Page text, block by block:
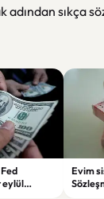
adından sıkça
eylül
Evim